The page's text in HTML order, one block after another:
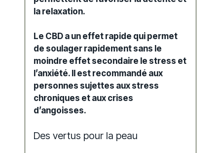
la relaxation.
Le CBD a un effet rapide qui permet
de soulager rapidement sans le
moindre effet secondaire le stress et
l’anxiété. Il est recommandé aux
personnes sujettes aux stress
chroniques et aux crises
d’angoisses.
Des vertus pour la peau